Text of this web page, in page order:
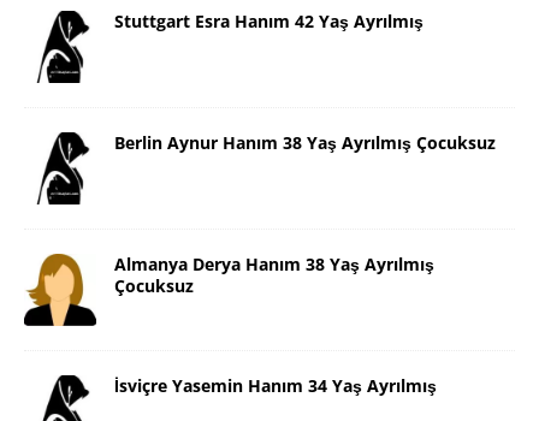
Stuttgart Esra Hanım 42 Yaş Ayrılmış
Berlin Aynur Hanım 38 Yaş Ayrılmış Çocuksuz
Almanya Derya Hanım 38 Yaş Ayrılmış
Çocuksuz
İsviçre Yasemin Hanım 34 Yaş Ayrılmış